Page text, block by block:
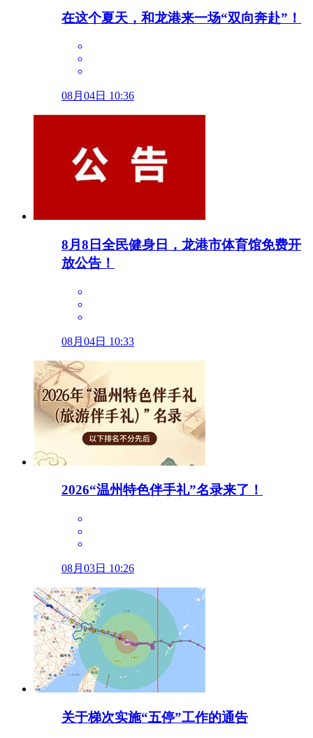
在这个夏天，和龙港来一场“双向奔赴”！
08月04日 10:36
8月8日全民健身日，龙港市体育馆免费开
放公告！
08月04日 10:33
2026“温州特色伴手礼”名录来了！
08月03日 10:26
关于梯次实施“五停”工作的通告